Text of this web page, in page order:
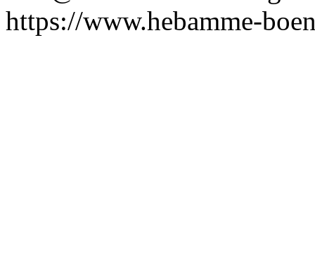
https://www.hebamme-